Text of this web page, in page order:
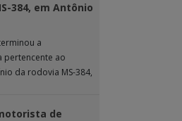
384, em Antônio
a
pertencente ao
da rodovia MS-384,
de